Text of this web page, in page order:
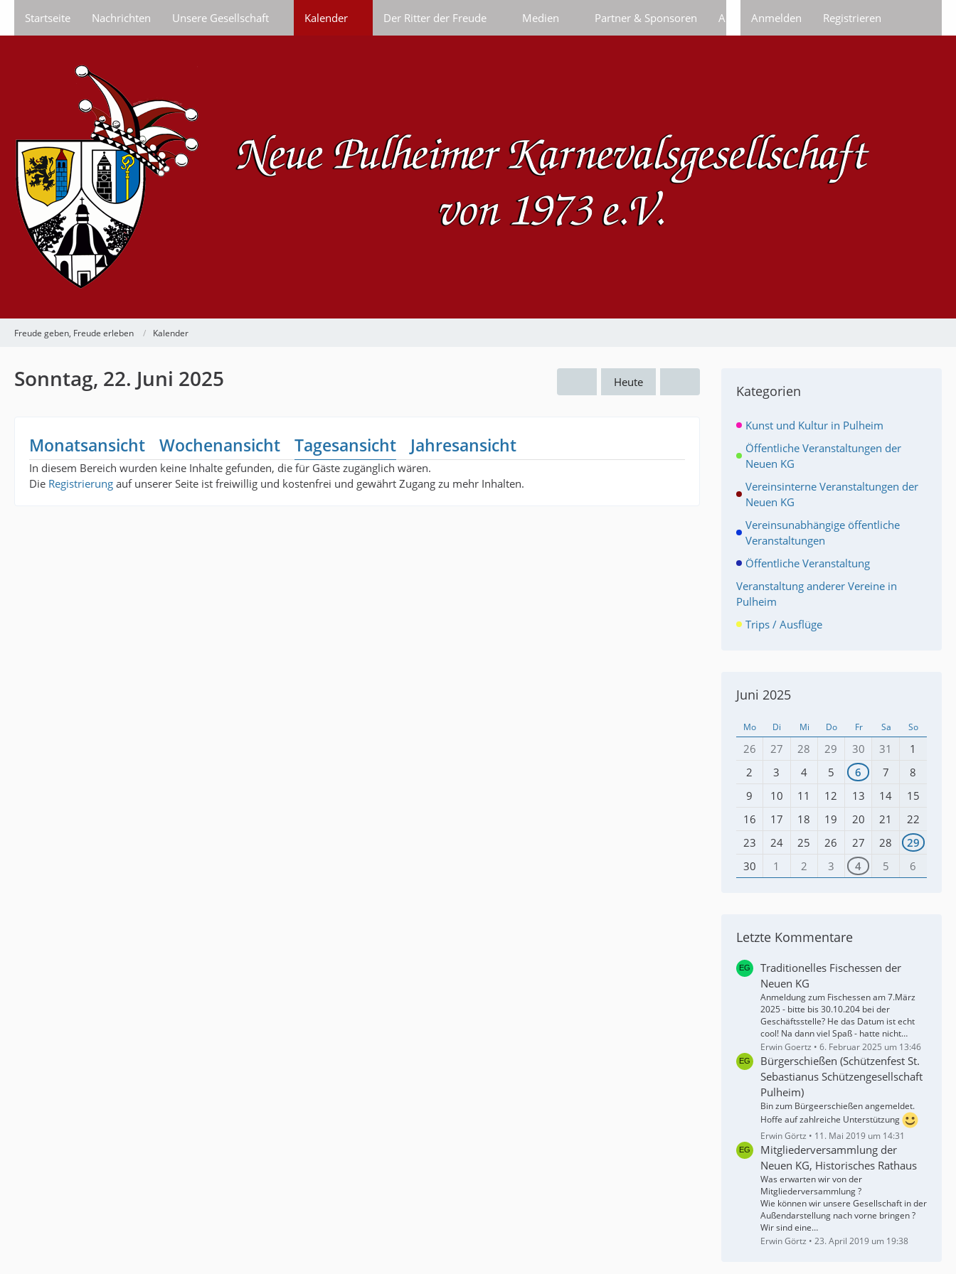
Startseite Nachrichten Unsere Gesellschaft Kalender Der Ritter der Freude Medien Partner & Sponsoren Anfragen/Bestellungen
Anmelden Registrieren
Freude geben, Freude erleben Kalender
Sonntag, 22. Juni 2025 Heute
Monatsansicht Wochenansicht Tagesansicht Jahresansicht
In diesem Bereich wurden keine Inhalte gefunden, die für Gäste zugänglich wären.
Die Registrierung auf unserer Seite ist freiwillig und kostenfrei und gewährt Zugang zu mehr Inhalten.
Kategorien
Kunst und Kultur in Pulheim
Öffentliche Veranstaltungen der
Neuen KG
Vereinsinterne Veranstaltungen der
Neuen KG
Vereinsunabhängige öffentliche
Veranstaltungen
Öffentliche Veranstaltung
Veranstaltung anderer Vereine in
Pulheim
Trips / Ausflüge
Juni 2025
Mo Di Mi Do Fr Sa So
26 27 28 29 30 31
1
2
3 4 5 6 7
8
9
10 11 12 13 14
15
16
17 18 19 20 21
22
23
24 25 26 27 28
29
30
1 2 3 4 5 6
Letzte Kommentare
Traditionelles Fischessen der
Neuen KG
Anmeldung zum Fischessen am 7.März
2025 - bitte bis 30.10.204 bei der
Geschäftsstelle? He das Datum ist echt
cool! Na dann viel Spaß - hatte nicht…
Erwin Goertz
6. Februar 2025 um 13:46
Bürgerschießen (Schützenfest St.
Sebastianus Schützengesellschaft
Pulheim)
Bin zum Bürgeerschießen angemeldet.
Hoffe auf zahlreiche Unterstützung
Erwin Görtz
11. Mai 2019 um 14:31
Mitgliederversammlung der
Neuen KG, Historisches Rathaus
Was erwarten wir von der
Mitgliederversammlung ?
Wie können wir unsere Gesellschaft in der
Außendarstellung nach vorne bringen ?
Wir sind eine…
Erwin Görtz
23. April 2019 um 19:38